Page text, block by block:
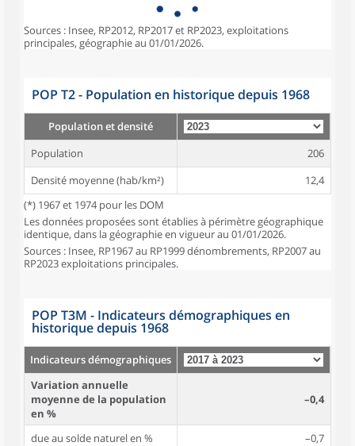
Sources : Insee, RP2012, RP2017 et RP2023, exploitations
principales, géographie au 01/01/2026.
POP T2 - Population en historique depuis 1968
Population et densité
Population
206
Densité moyenne (hab/km²)
12,4
(*) 1967 et 1974 pour les DOM
Les données proposées sont établies à périmètre géographique
identique, dans la géographie en vigueur au 01/01/2026.
Sources : Insee, RP1967 au RP1999 dénombrements, RP2007 au
RP2023 exploitations principales.
POP T3M - Indicateurs démographiques en
historique depuis 1968
Indicateurs démographiques
Variation annuelle
moyenne de la population
en %
–0,4
due au solde naturel en %
–0,7